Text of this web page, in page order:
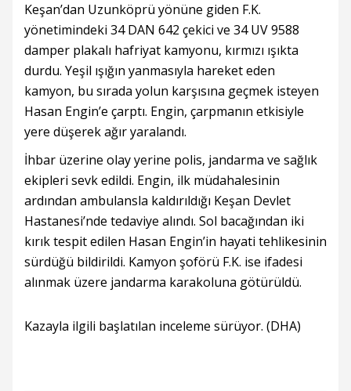
Keşan’dan Uzunköprü yönüne giden F.K.
yönetimindeki 34 DAN 642 çekici ve 34 UV 9588
damper plakalı hafriyat kamyonu, kırmızı ışıkta
durdu. Yeşil ışığın yanmasıyla hareket eden
kamyon, bu sırada yolun karşısına geçmek isteyen
Hasan Engin’e çarptı. Engin, çarpmanın etkisiyle
yere düşerek ağır yaralandı.
İhbar üzerine olay yerine polis, jandarma ve sağlık
ekipleri sevk edildi. Engin, ilk müdahalesinin
ardından ambulansla kaldırıldığı Keşan Devlet
Hastanesi’nde tedaviye alındı. Sol bacağından iki
kırık tespit edilen Hasan Engin’in hayati tehlikesinin
sürdüğü bildirildi. Kamyon şoförü F.K. ise ifadesi
alınmak üzere jandarma karakoluna götürüldü.
Kazayla ilgili başlatılan inceleme sürüyor. (DHA)